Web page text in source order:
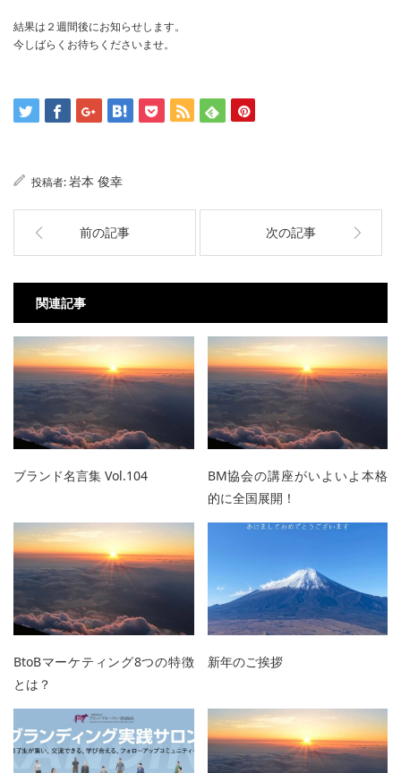
結果は２週間後にお知らせします。
今しばらくお待ちくださいませ。
投稿者:岩本 俊幸
前の記事 次の記事
関連記事
ブランド名言集 Vol.104
BM協会の講座がいよいよ本格
的に全国展開！
BtoBマーケティング8つの特徴
とは？
新年のご挨拶